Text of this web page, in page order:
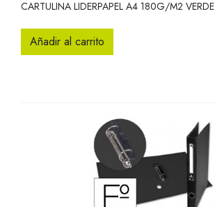
CARTULINA LIDERPAPEL A4 180G/M2 VERDE
Añadir al carrito